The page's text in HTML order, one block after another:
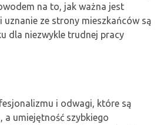
na to, jak ważna jest
ze strony mieszkańców są
dla niezwykle trudnej pracy
i odwagi, które są
a umiejętność szybkiego